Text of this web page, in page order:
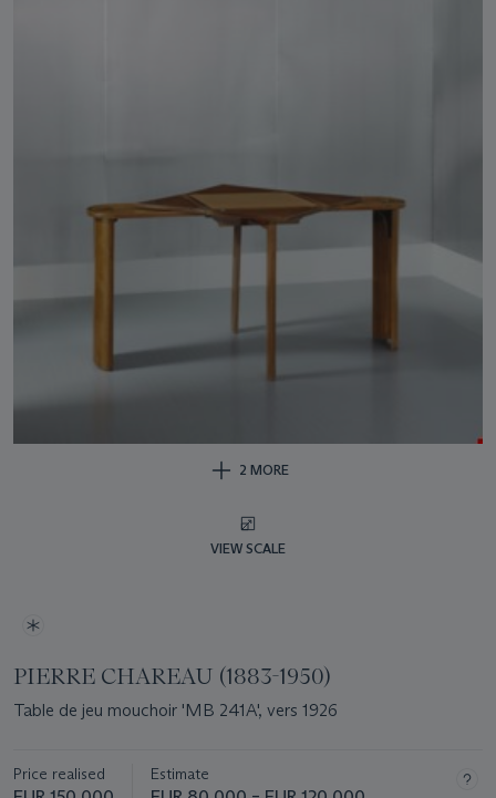
2 MORE
VIEW SCALE
PIERRE CHAREAU (1883-1950)
Table de jeu mouchoir 'MB 241A', vers 1926
Price realised Estimate